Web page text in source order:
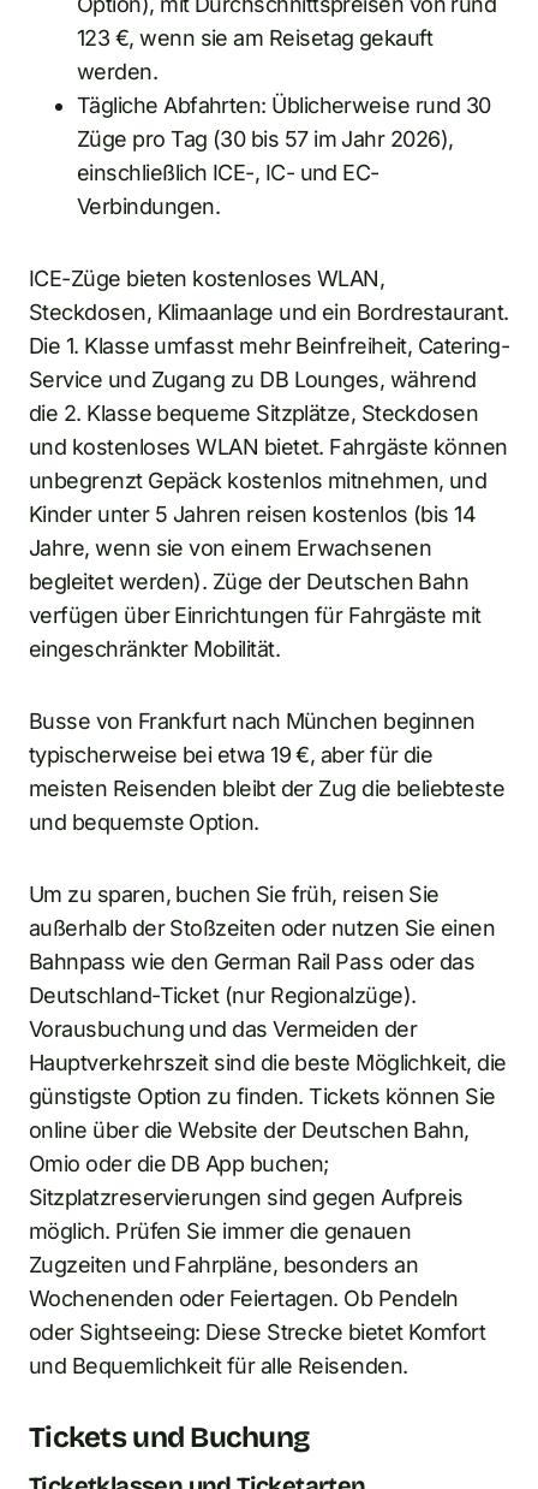
123 €, wenn sie am Reisetag gekauft
werden.
Tägliche Abfahrten: Üblicherweise rund 30
Züge pro Tag (30 bis 57 im Jahr 2026),
einschließlich ICE-, IC- und EC-
Verbindungen.
ICE-Züge bieten kostenloses WLAN,
Steckdosen, Klimaanlage und ein Bordrestaurant.
Die 1. Klasse umfasst mehr Beinfreiheit, Catering-
Service und Zugang zu DB Lounges, während
die 2. Klasse bequeme Sitzplätze, Steckdosen
und kostenloses WLAN bietet. Fahrgäste können
unbegrenzt Gepäck kostenlos mitnehmen, und
Kinder unter 5 Jahren reisen kostenlos (bis 14
Jahre, wenn sie von einem Erwachsenen
begleitet werden). Züge der Deutschen Bahn
verfügen über Einrichtungen für Fahrgäste mit
eingeschränkter Mobilität.
Busse von Frankfurt nach München beginnen
typischerweise bei etwa 19 €, aber für die
meisten Reisenden bleibt der Zug die beliebteste
und bequemste Option.
Um zu sparen, buchen Sie früh, reisen Sie
außerhalb der Stoßzeiten oder nutzen Sie einen
Bahnpass wie den German Rail Pass oder das
Deutschland-Ticket (nur Regionalzüge).
Vorausbuchung und das Vermeiden der
Hauptverkehrszeit sind die beste Möglichkeit, die
günstigste Option zu finden. Tickets können Sie
online über die Website der Deutschen Bahn,
Omio oder die DB App buchen;
Sitzplatzreservierungen sind gegen Aufpreis
möglich. Prüfen Sie immer die genauen
Zugzeiten und Fahrpläne, besonders an
Wochenenden oder Feiertagen. Ob Pendeln
oder Sightseeing: Diese Strecke bietet Komfort
und Bequemlichkeit für alle Reisenden.
Tickets und Buchung